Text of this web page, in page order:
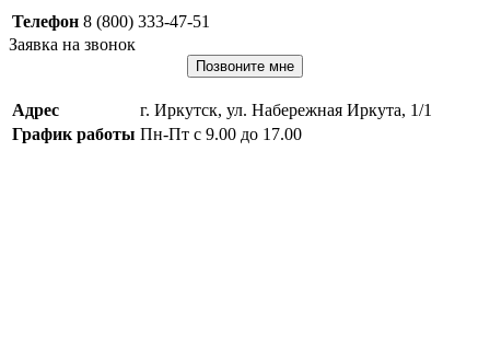
Телефон 8 (800) 333-47-51
Заявка на звонок
Позвоните мне
Адрес
г. Иркутск, ул. Набережная Иркута, 1/1
График работы Пн-Пт с 9.00 до 17.00